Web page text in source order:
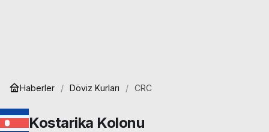
Haberler Döviz Kurları CRC
Kostarika Kolonu